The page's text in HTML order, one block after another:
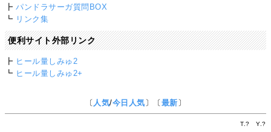
┣パンドラサーガ質問BOX
┗ リンク集
便利サイト外部リンク
┣ ヒール量しみゅ2
┗ ヒール量しみゅ2+
〔 人気/今日人気 〕〔 最新 〕
T.? Y.?